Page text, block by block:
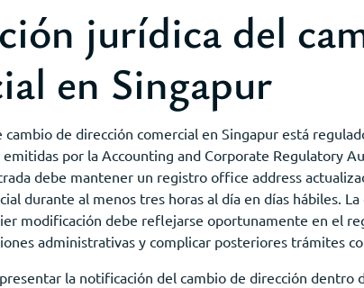
jurídica del
en Singapur
de dirección comercial en Singapur está
por la Accounting and Corporate Regulatory
debe mantener un registro office address
durante al menos tres horas al día en días hábiles.
modificación debe reflejarse oportunamente en el
administrativas y complicar posteriores trámites
la notificación del cambio de dirección dentro